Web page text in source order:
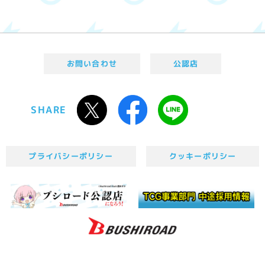
お問い合わせ 公認店
SHARE
プライバシーポリシー クッキーポリシー